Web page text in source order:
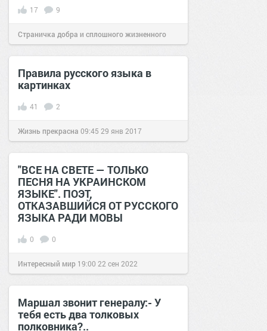
17 9
Страничка добра и сплошного жизненного
позитива! 22:35 01 сен 2024
Правила русского языка в
картинках
41 2
Жизнь прекрасна 09:45 29 янв 2017
"ВСЕ НА СВЕТЕ — ТОЛЬКО
ПЕСНЯ НА УКРАИНСКОМ
ЯЗЫКЕ". ПОЭТ,
ОТКАЗАВШИЙСЯ ОТ РУССКОГО
ЯЗЫКА РАДИ МОВЫ
0 0
Интересный мир 19:00 22 сен 2022
Маршал звонит генералу:- У
тебя есть два толковых
полковника?..